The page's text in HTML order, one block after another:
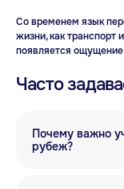
Со временем язык
жизни, как транспорт
появляется
Часто
Почему важно
рубеж?